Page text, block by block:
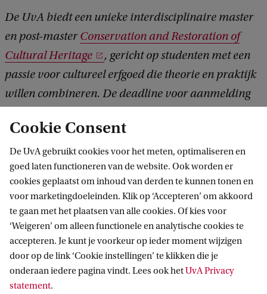
De UvA biedt een unieke interdisciplinaire master
en post-master Conservation and Restoration of
Cultural Heritage
, gericht op studenten met een
passie voor cultureel erfgoed die theorie en praktijk
willen combineren. De deadline voor aanmelding
Informatie voor
Bachelorstudiekiezers
Masterstudiekiezers
Direct naar
Cookie Consent
De UvA gebruikt cookies voor het meten, optimaliseren en
goed laten functioneren van de website. Ook worden er
cookies geplaatst om inhoud van derden te kunnen tonen en
voor marketingdoeleinden. Klik op ‘Accepteren’ om akkoord
te gaan met het plaatsen van alle cookies. Of kies voor
‘Weigeren’ om alleen functionele en analytische cookies te
accepteren. Je kunt je voorkeur op ieder moment wijzigen
door op de link ‘Cookie instellingen’ te klikken die je
onderaan iedere pagina vindt. Lees ook hetUvA Privacy
statement.